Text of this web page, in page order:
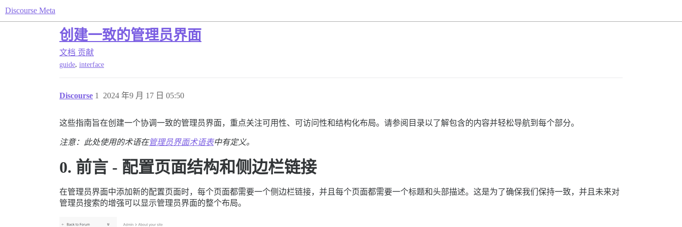
Discourse Meta
创建一致的管理员界面
文档 贡献
guide, interface
Discourse 2024 年9 月 17 日 05:50
1
这些指南旨在创建一个协调一致的管理员界面，重点关注可用性、可访问性和结构化布局。请参阅目录以了解包含的内容并轻松导航到每个部分。
注意：此处使用的术语在管理员界面术语表中有定义。
0. 前言 - 配置页面结构和侧边栏链接
在管理员界面中添加新的配置页面时，每个页面都需要一个侧边栏链接，并且每个页面都需要一个标题和头部描述。这是为了确保我们保持一致，并且未来对
管理员搜索的增强可以显示管理员界面的整个布局。